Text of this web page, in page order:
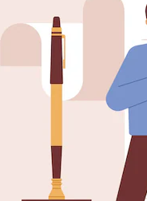
引導你創作出最佳作品的創意
100萬訂閱者，涵蓋創意人士
和工作室。
繁體中文 (香港)